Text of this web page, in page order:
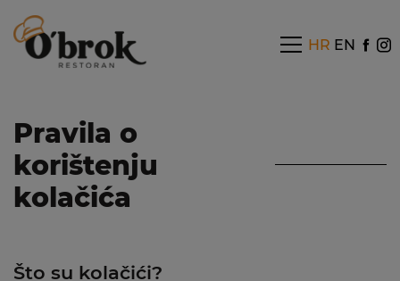
HR EN
Pravila o
korištenju
kolačića
Što su kolačići?